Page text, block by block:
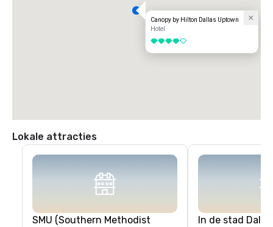
Canopy by Hilton Dallas Uptown
Hotel
4 van 5
Lokale attracties
SMU (Southern Methodist
In de stad Dallas